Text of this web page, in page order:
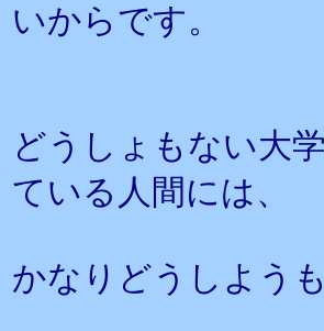
いからです。
どうしょもない大
ている人間には、
かなりどうしよう